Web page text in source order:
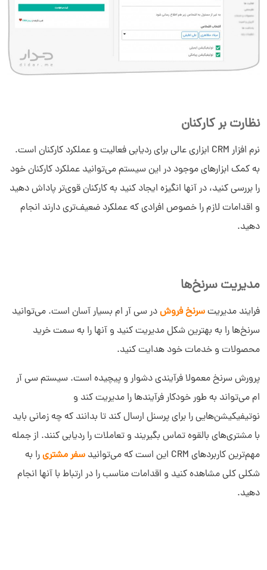
نظارت بر کارکنان
نرم افزار CRM ابزاری عالی برای ردیابی فعالیت و عملکرد کارکنان است.
به کمک ابزارهای موجود در این سیستم می‌توانید عملکرد کارکنان خود
را بررسی کنید، در آنها انگیزه ایجاد کنید به کارکنان قوی‌تر پاداش دهید
و اقدامات لازم را خصوص افرادی که عملکرد ضعیف‌تری دارند انجام
دهید.
مدیریت سرنخ‌ها
فرایند مدیریتسرنخ فروشدر سی آر ام بسیار آسان است. می‌توانید
سرنخ‌ها را به بهترین شکل مدیریت کنید و آنها را به سمت خرید
محصولات و خدمات خود هدایت کنید.
پرورش سرنخ معمولا فرآیندی دشوار و پیچیده است. سیستم سی آر
ام می‌تواند به طور خودکار فرآیندها را مدیریت کند و
نوتیفیکیشن‌هایی را برای پرسنل ارسال کند تا بدانند که چه زمانی باید
با مشتری‌های بالقوه تماس بگیریند و تعاملات را ردیابی کنند. از جمله
مهم‌ترین کاربردهای CRM این است که می‌توانید
سفر مشتریرا به
شکلی کلی مشاهده کنید و اقدامات مناسب را در ارتباط با آنها انجام
دهید.